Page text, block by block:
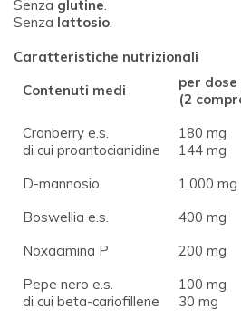
Senza glutine.
Senza lattosio.
Caratteristiche nutrizionali
Contenuti medi
per
(2
Cranberry e.s.
di cui proantocianidine
180 mg
144 mg
D-mannosio
1.000 mg
Boswellia e.s.
400 mg
Noxacimina P
200 mg
Pepe nero e.s.
di cui beta-cariofillene
100 mg
30 mg